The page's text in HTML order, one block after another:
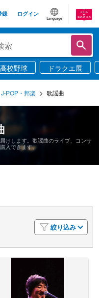
録 ログイン
Language
高校野球 ドラクエ展
J-POP・邦楽 歌謡曲
けします。歌謡曲のライブ、コンサ
入できます。
絞り込み